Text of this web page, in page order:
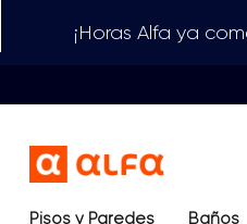
¡Horas Alfa ya
Pisos y Paredes Baños